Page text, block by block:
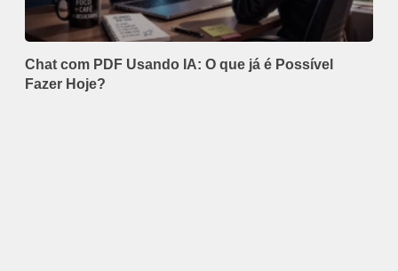
Chat com PDF Usando IA: O que já é Possível
Fazer Hoje?